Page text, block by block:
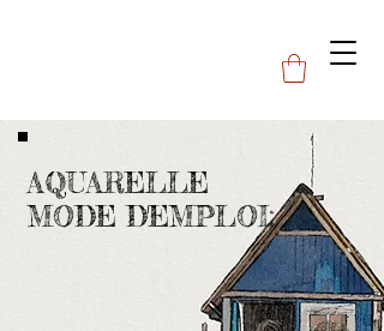
AQUARELLE
MODE D'EMPLOI: